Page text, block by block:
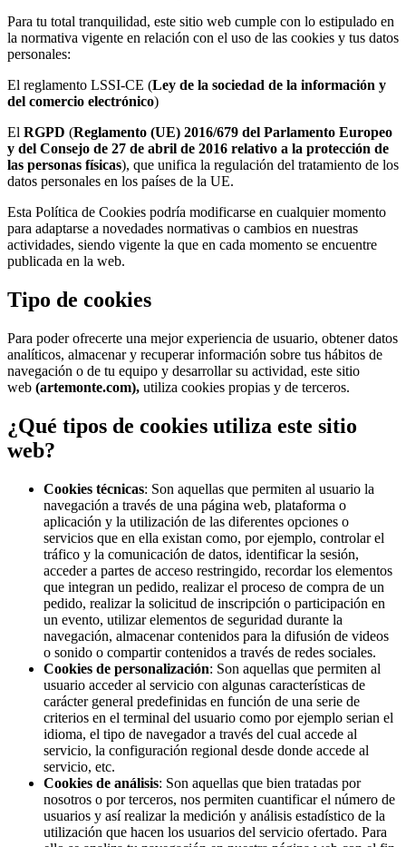
Para tu total tranquilidad, este sitio web cumple con lo estipulado en
la normativa vigente en relación con el uso de las cookies y tus datos
personales:
El reglamento LSSI-CE (Ley de la sociedad de la información y
del comercio electrónico)
El RGPD (Reglamento (UE) 2016/679 del Parlamento Europeo
y del Consejo de 27 de abril de 2016 relativo a la protección de
las personas físicas), que unifica la regulación del tratamiento de los
datos personales en los países de la UE.
Esta Política de Cookies podría modificarse en cualquier momento
para adaptarse a novedades normativas o cambios en nuestras
actividades, siendo vigente la que en cada momento se encuentre
publicada en la web.
Tipo de cookies
Para poder ofrecerte una mejor experiencia de usuario, obtener datos
analíticos, almacenar y recuperar información sobre tus hábitos de
navegación o de tu equipo y desarrollar su actividad, este sitio
web (artemonte.com), utiliza cookies propias y de terceros.
¿Qué tipos de cookies utiliza este sitio
web?
Cookies técnicas: Son aquellas que permiten al usuario la
navegación a través de una página web, plataforma o
aplicación y la utilización de las diferentes opciones o
servicios que en ella existan como, por ejemplo, controlar el
tráfico y la comunicación de datos, identificar la sesión,
acceder a partes de acceso restringido, recordar los elementos
que integran un pedido, realizar el proceso de compra de un
pedido, realizar la solicitud de inscripción o participación en
un evento, utilizar elementos de seguridad durante la
navegación, almacenar contenidos para la difusión de videos
o sonido o compartir contenidos a través de redes sociales.
Cookies de personalización: Son aquellas que permiten al
usuario acceder al servicio con algunas características de
carácter general predefinidas en función de una serie de
criterios en el terminal del usuario como por ejemplo serian el
idioma, el tipo de navegador a través del cual accede al
servicio, la configuración regional desde donde accede al
servicio, etc.
Cookies de análisis: Son aquellas que bien tratadas por
nosotros o por terceros, nos permiten cuantificar el número de
usuarios y así realizar la medición y análisis estadístico de la
utilización que hacen los usuarios del servicio ofertado. Para